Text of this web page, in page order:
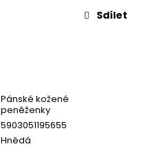
Sdílet
Pánské kožené
peněženky
5903051195655
Hnědá